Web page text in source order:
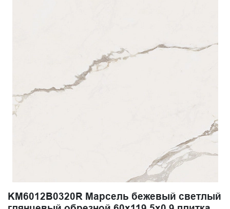
KM6012B0320R Марсель бежевый светлый